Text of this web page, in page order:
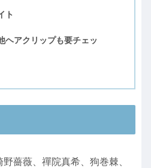
ト
ヘアクリップも要チェッ
薔薇、禪院真希、狗巻棘、